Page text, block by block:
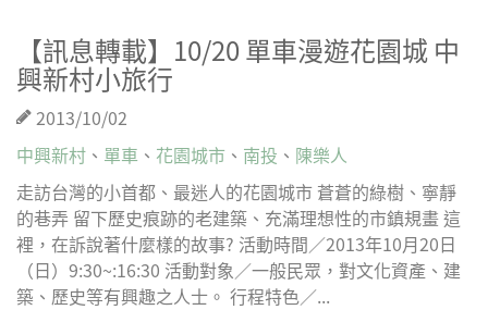
【訊息轉載】10/20 單車漫遊花園城 中
興新村小旅行
2013/10/02
中興新村 、 單車 、 花園城市 、 南投 、 陳樂人
走訪台灣的小首都、最迷人的花園城市 蒼蒼的綠樹、寧靜
的巷弄 留下歷史痕跡的老建築、充滿理想性的市鎮規畫 這
裡，在訴說著什麼樣的故事? 活動時間／2013年10月20日
（日）9:30~:16:30 活動對象／一般民眾，對文化資產、建
築、歷史等有興趣之人士。 行程特色／...